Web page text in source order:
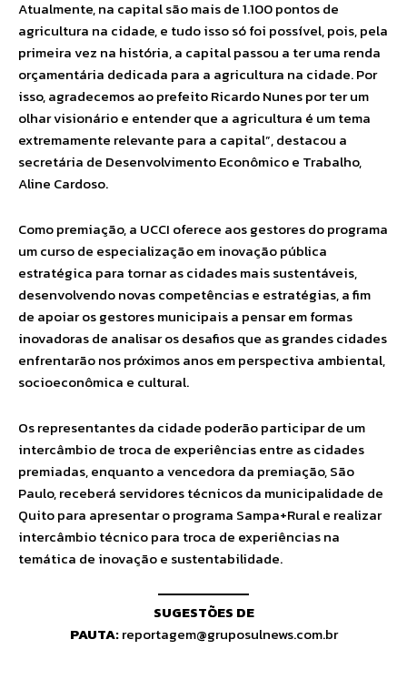
Atualmente, na capital são mais de 1.100 pontos de
agricultura na cidade, e tudo isso só foi possível, pois, pela
primeira vez na história, a capital passou a ter uma renda
orçamentária dedicada para a agricultura na cidade. Por
isso, agradecemos ao prefeito Ricardo Nunes por ter um
olhar visionário e entender que a agricultura é um tema
extremamente relevante para a capital”, destacou a
secretária de Desenvolvimento Econômico e Trabalho,
Aline Cardoso.
Como premiação, a UCCI oferece aos gestores do programa
um curso de especialização em inovação pública
estratégica para tornar as cidades mais sustentáveis,
desenvolvendo novas competências e estratégias, a fim
de apoiar os gestores municipais a pensar em formas
inovadoras de analisar os desafios que as grandes cidades
enfrentarão nos próximos anos em perspectiva ambiental,
socioeconômica e cultural.
Os representantes da cidade poderão participar de um
intercâmbio de troca de experiências entre as cidades
premiadas, enquanto a vencedora da premiação, São
Paulo, receberá servidores técnicos da municipalidade de
Quito para apresentar o programa Sampa+Rural e realizar
intercâmbio técnico para troca de experiências na
temática de inovação e sustentabilidade.
SUGESTÕES DE
PAUTA:reportagem@gruposulnews.com.br